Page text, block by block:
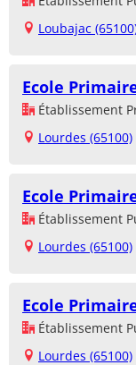
Loubajac
Ecole
Établissement
Lourdes (65100)
Ecole
Établissement
Lourdes (65100)
Ecole
Établissement
Lourdes (65100)